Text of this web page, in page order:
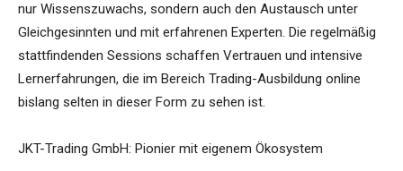
nur Wissenszuwachs, sondern auch den Austausch unter
Gleichgesinnten und mit erfahrenen Experten. Die regelmäßig
stattfindenden Sessions schaffen Vertrauen und intensive
Lernerfahrungen, die im Bereich Trading-Ausbildung online
bislang selten in dieser Form zu sehen ist.
JKT-Trading GmbH: Pionier mit eigenem Ökosystem